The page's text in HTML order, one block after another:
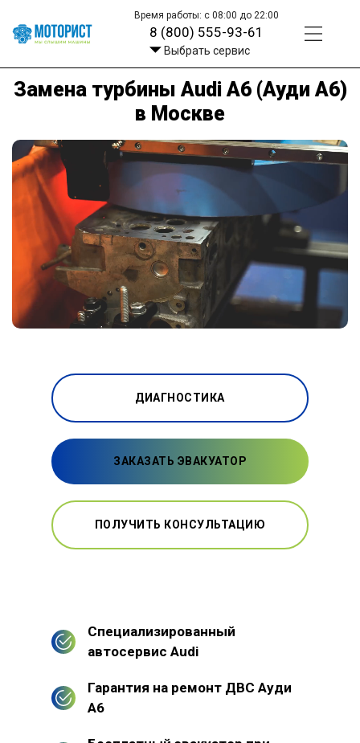
Время работы: с 08:00 до 22:00
8 (800) 555-93-61
Выбрать сервис
Замена турбины Audi A6 (Ауди А6)
в Москве
ДИАГНОСТИКА
ЗАКАЗАТЬ ЭВАКУАТОР
ПОЛУЧИТЬ КОНСУЛЬТАЦИЮ
Специализированный
автосервис Audi
Гарантия на ремонт ДВС Ауди
А6